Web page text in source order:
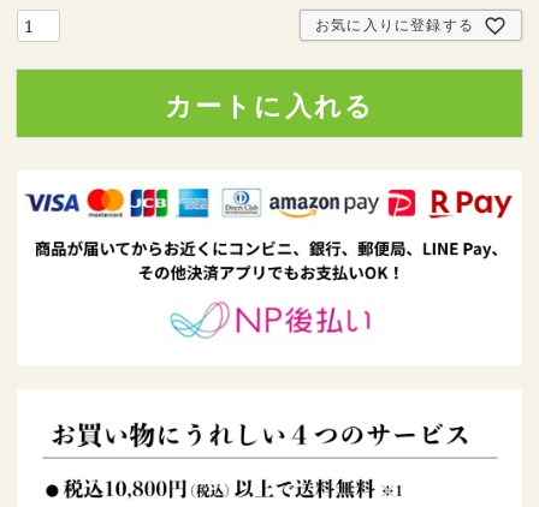
お気に入りに登録する
カートに入れる